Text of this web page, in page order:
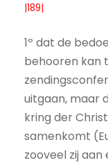
|189|
1º dat de
behooren kan
uitgaan, maar
kring der
samenkomt
zooveel zij